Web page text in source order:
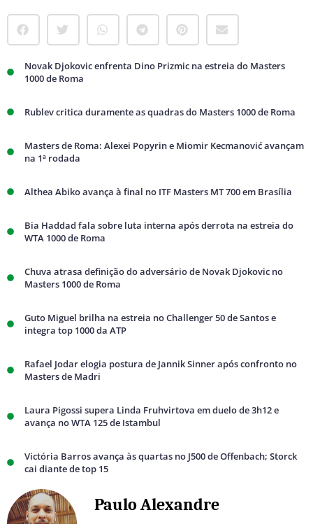
Novak Djokovic enfrenta Dino Prizmic na estreia do Masters
1000 de Roma
Rublev critica duramente as quadras do Masters 1000 de Roma
Masters de Roma: Alexei Popyrin e Miomir Kecmanović avançam
na 1ª rodada
Althea Abiko avança à final no ITF Masters MT 700 em Brasília
Bia Haddad fala sobre luta interna após derrota na estreia do
WTA 1000 de Roma
Chuva atrasa definição do adversário de Novak Djokovic no
Masters 1000 de Roma
Guto Miguel brilha na estreia no Challenger 50 de Santos e
integra top 1000 da ATP
Rafael Jodar elogia postura de Jannik Sinner após confronto no
Masters de Madri
Laura Pigossi supera Linda Fruhvirtova em duelo de 3h12 e
avança no WTA 125 de Istambul
Victória Barros avança às quartas no J500 de Offenbach; Storck
cai diante de top 15
Paulo Alexandre